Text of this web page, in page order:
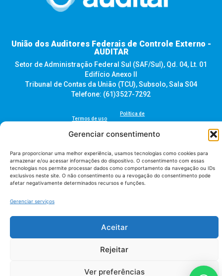
Gerenciar consentimento
Para proporcionar uma melhor experiência, usamos tecnologias como cookies para
armazenar e/ou acessar informações do dispositivo. O consentimento com essas
tecnologias nos permite processar dados como comportamento da navegação ou IDs
exclusivos neste site. O não consentimento ou a revogação do consentimento pode
afetar negativamente determinados recursos e funções.
Gerenciar serviços
Aceitar
Rejeitar
Ver preferências
União dos Auditores Federais de Controle Externo -
AUDITAR
Setor de Administração Federal Sul (SAF/Sul), Qd. 04, Lt. 01
Edifício Anexo II
Tribunal de Contas da União (TCU), Subsolo, Sala S04
Telefone: (61)3527-7292
Termos de uso
Política de
AUDITAR todos os direitos reservados - 2026 | Fábrica de Código